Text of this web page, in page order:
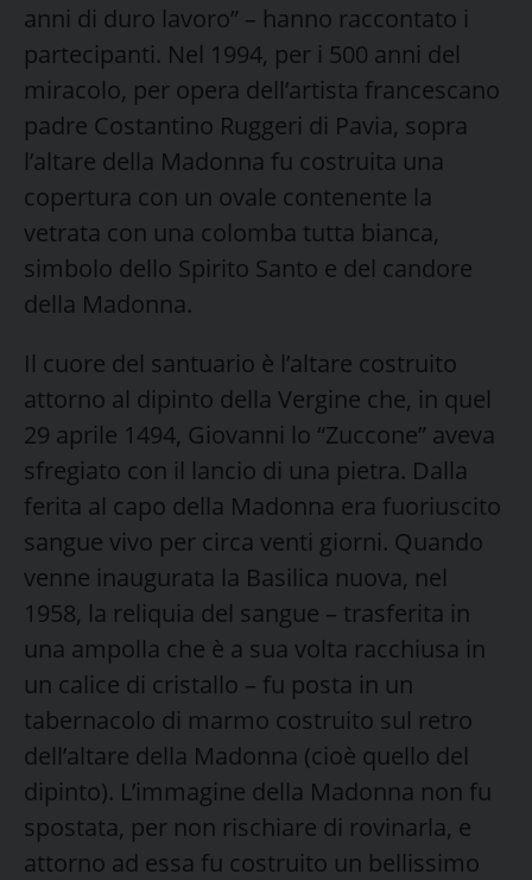
anni di duro lavoro” – hanno raccontato i
partecipanti. Nel 1994, per i 500 anni del
miracolo, per opera dell’artista francescano
padre Costantino Ruggeri di Pavia, sopra
l’altare della Madonna fu costruita una
copertura con un ovale contenente la
vetrata con una colomba tutta bianca,
simbolo dello Spirito Santo e del candore
della Madonna.
Il cuore del santuario è l’altare costruito
attorno al dipinto della Vergine che, in quel
29 aprile 1494, Giovanni lo “Zuccone” aveva
sfregiato con il lancio di una pietra. Dalla
ferita al capo della Madonna era fuoriuscito
sangue vivo per circa venti giorni. Quando
venne inaugurata la Basilica nuova, nel
1958, la reliquia del sangue – trasferita in
una ampolla che è a sua volta racchiusa in
un calice di cristallo – fu posta in un
tabernacolo di marmo costruito sul retro
dell’altare della Madonna (cioè quello del
dipinto). L’immagine della Madonna non fu
spostata, per non rischiare di rovinarla, e
attorno ad essa fu costruito un bellissimo